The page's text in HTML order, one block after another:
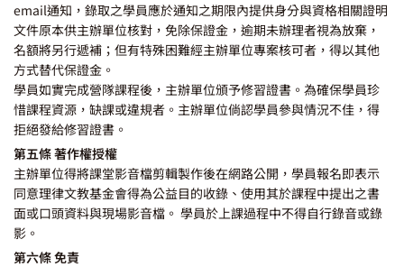
email通知，錄取之學員應於通知之期限內提供身分與資格相關證明
文件原本供主辦單位核對，免除保證金，逾期未辦理者視為放棄，
名額將另行遞補；但有特殊困難經主辦單位專案核可者，得以其他
方式替代保證金。
學員如實完成營隊課程後，主辦單位頒予修習證書。為確保學員珍
惜課程資源，缺課或違規者。主辦單位倘認學員參與情況不佳，得
拒絕發給修習證書。
第五條 著作權授權
主辦單位得將課堂影音檔剪輯製作後在網路公開，學員報名即表示
同意理律文教基金會得為公益目的收錄、使用其於課程中提出之書
面或口頭資料與現場影音檔。 學員於上課過程中不得自行錄音或錄
影。
第六條 免責